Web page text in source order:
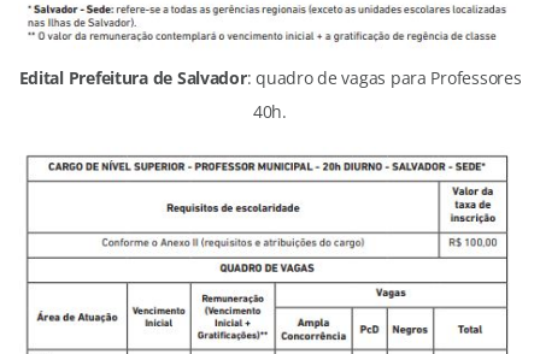
Edital Prefeitura de Salvador: quadro de vagas para Professores
40h.